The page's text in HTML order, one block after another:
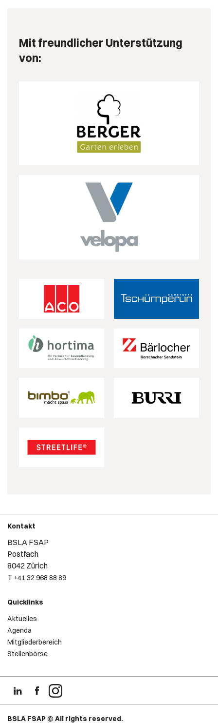
Mit freundlicher Unterstützung
von:
Kontakt
BSLA FSAP
Postfach
8042 Zürich
T +41 32 968 88 89
Quicklinks
Aktuelles
Agenda
Mitgliederbereich
Stellenbörse
BSLA FSAP © All rights reserved.